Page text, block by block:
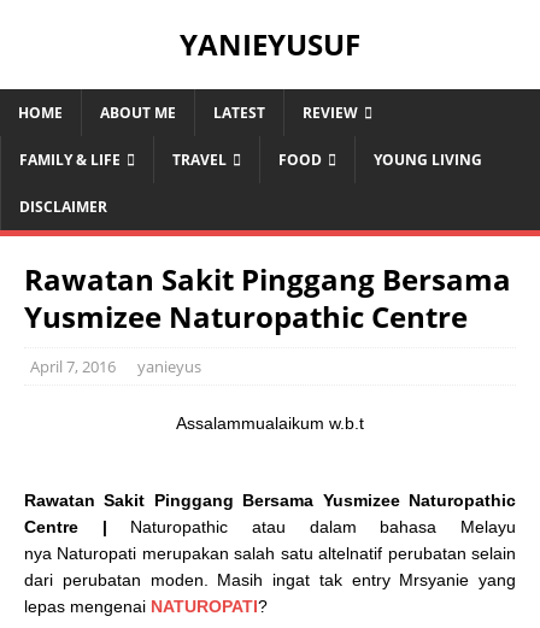
YANIEYUSUF
HOME ABOUT ME LATEST REVIEW
FAMILY & LIFE TRAVEL FOOD YOUNG LIVING
DISCLAIMER
Rawatan Sakit Pinggang Bersama
Yusmizee Naturopathic Centre
April 7, 2016 yanieyus
Assalammualaikum w.b.t
Rawatan Sakit Pinggang Bersama Yusmizee Naturopathic
Centre | Naturopathic atau dalam bahasa Melayu
nya Naturopati merupakan salah satu altelnatif perubatan selain
dari perubatan moden. Masih ingat tak entry Mrsyanie yang
lepas mengenai NATUROPATI?